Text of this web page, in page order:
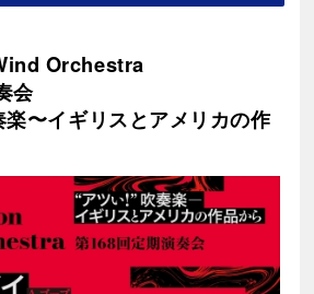
Orchestra
会
〜イギリスとアメリカの作